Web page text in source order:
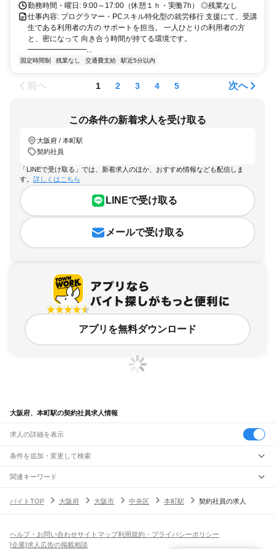
勤務時間・曜日: 9:00～17:00（休憩１ｈ・実働7h） ◎残業なし
仕事内容: プログラマー・PCスキル特化型の就労移行 支援にて、受講
生である利用者の方の サポートを担当。 一人ひとりの利用者の方
と、密になって 向き合う時間が持てる環境です。
━━━━━━━━...
固定時間制 残業なし 交通費支給 駅近5分以内
前へ 1 2 3 4 5 次へ
この条件の新着求人を受け取る
大阪府 / 本町駅
契約社員
「LINEで受け取る」では、新着求人のほか、おすすめ情報なども配信しま
す。 詳しくはこちら
LINEで受け取る
メールで受け取る
アプリを無料ダウンロード
大阪府、本町駅の契約社員求人情報
求人の詳細を表示
条件を追加・変更して検索
市区町村を追加・変更
大阪府すべて
生野区旭区城東区阿倍野区 住吉区東住吉区西成区淀川区 鶴見区
平野区北区中央区
駅を追加・変更
島本駅 高槻駅摂津富田駅 JR総持寺駅茨木駅 千里丘駅 岸辺駅吹田駅
新大阪駅大阪駅
飲食・フードサービス
飲食・フードサービス
特徴を追加・変更
関連キーワード
バイトTOP
大阪府 大阪市 中央区 本町駅 契約社員の求人
ヘルプ・お問い合わせサイトマップ利用規約・プライバシーポリシー
[企業]求人広告の掲載相談